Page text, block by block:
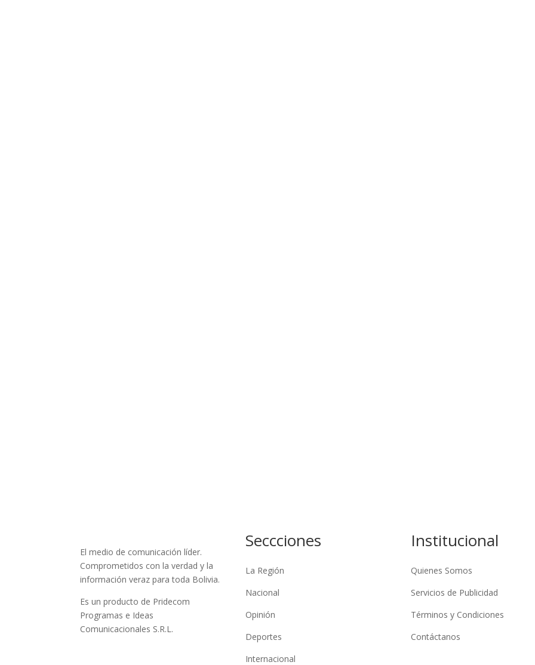
El medio de comunicación líder.
Comprometidos con la verdad y la
información veraz para toda Bolivia.
Es un producto de Pridecom
Programas e Ideas
Comunicacionales S.R.L.
Seccciones
La Región
Nacional
Opinión
Deportes
Internacional
Institucional
Quienes Somos
Servicios de Publicidad
Términos y Condiciones
Contáctanos